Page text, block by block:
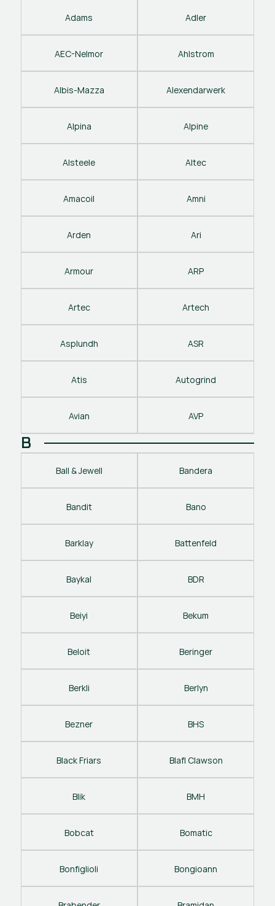
Adams Adler
AEC-Nelmor Ahlstrom
Albis-Mazza Alexendarwerk
Alpina Alpine
Alsteele Altec
Amacoil Amni
Arden Ari
Armour ARP
Artec Artech
Asplundh ASR
Atis Autogrind
Avian AVP
B
Ball & Jewell Bandera
Bandit Bano
Barklay Battenfeld
Baykal BDR
Beiyi Bekum
Beloit Beringer
Berkli Berlyn
Bezner BHS
Black Friars Blafl Clawson
Blik BMH
Bobcat Bomatic
Bonfiglioli Bongioann